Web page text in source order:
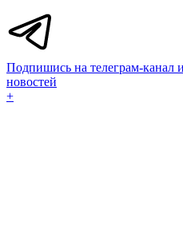
Подпишись на телеграм-канал
новостей
+